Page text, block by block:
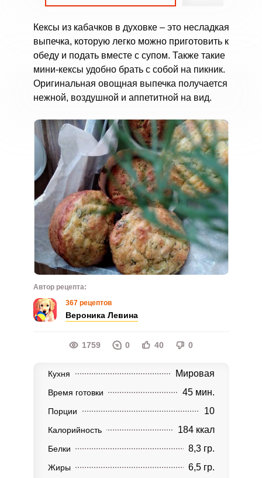
Кексы из кабачков в духовке – это несладкая
выпечка, которую легко можно приготовить к
обеду и подать вместе с супом. Также такие
мини-кексы удобно брать с собой на пикник.
Оригинальная овощная выпечка получается
нежной, воздушной и аппетитной на вид.
Автор рецепта:
367 рецептов
Вероника Левина
1759 0 40 0
Кухня Мировая
Время готовки 45 мин.
Порции 10
Калорийность 184 ккал
Белки 8,3 гр.
Жиры 6,5 гр.